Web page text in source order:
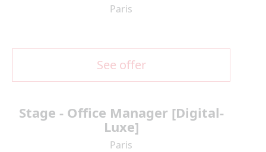
Paris
See offer
Stage - Office Manager [Digital-
Luxe]
Paris